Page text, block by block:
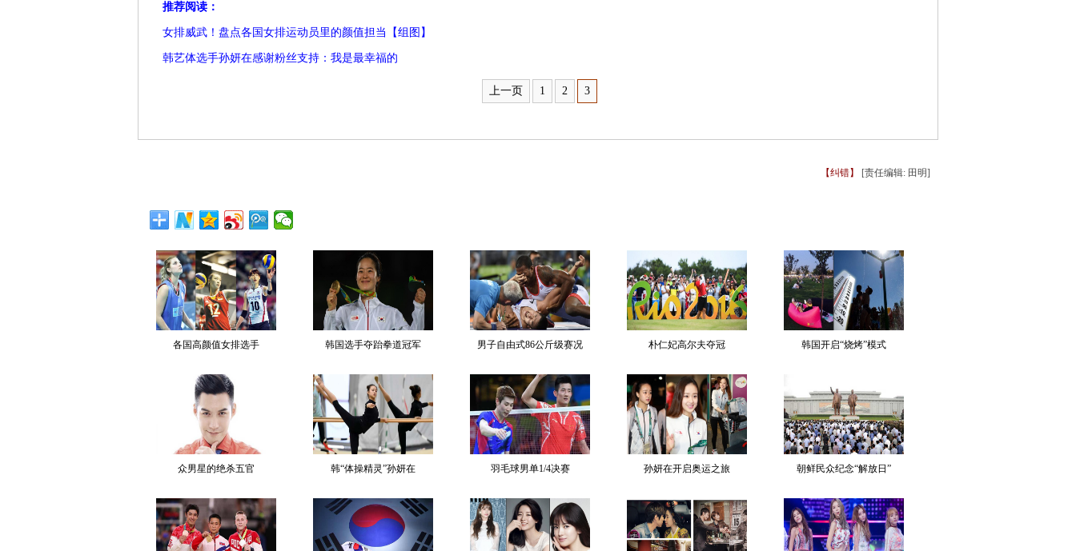
推荐阅读：
女排威武！盘点各国女排运动员里的颜值担当【组图】
韩艺体选手孙妍在感谢粉丝支持：我是最幸福的
上一页 1 2 3
【纠错】 [责任编辑: 田明]
各国高颜值女排选手 韩国选手夺跆拳道冠军 男子自由式86公斤级赛况 朴仁妃高尔夫夺冠 韩国开启“烧烤”模式
众男星的绝杀五官 韩“体操精灵”孙妍在 羽毛球男单1/4决赛 孙妍在开启奥运之旅 朝鲜民众纪念“解放日”